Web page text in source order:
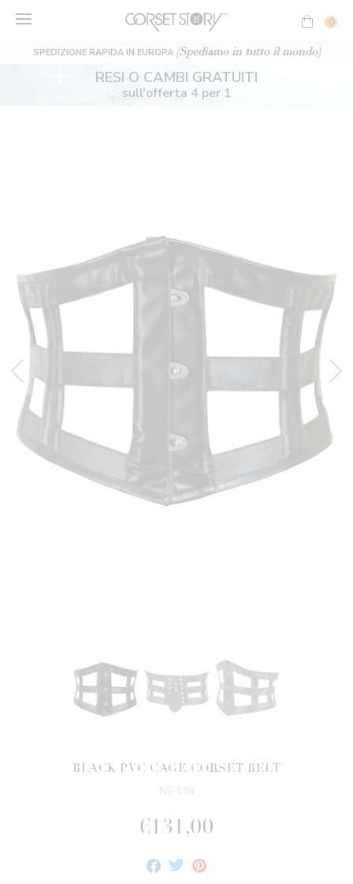
SPEDIZIONE RAPIDA IN EUROPA (Spediamo in tutto il mondo)
0
RESI O CAMBI GRATUITI
sull'offerta 4 per 1
BLACK PVC CAGE CORSET BELT
NS-104
€131,00
CondividiTwittaFai